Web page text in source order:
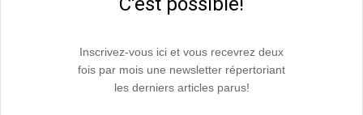
Inscrivez-vous ici et vous recevrez deux
fois par mois une newsletter répertoriant
les derniers articles parus!